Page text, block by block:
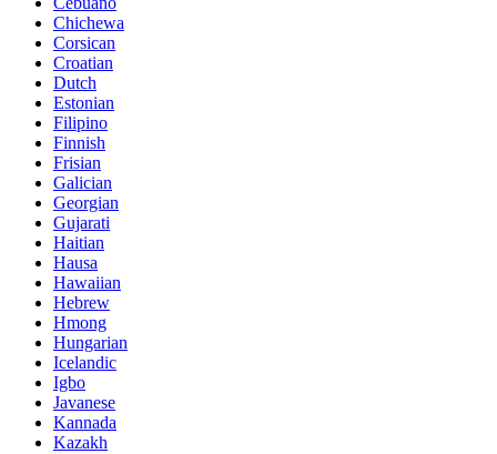
Chichewa
Corsican
Croatian
Dutch
Estonian
Filipino
Finnish
Frisian
Galician
Georgian
Gujarati
Haitian
Hausa
Hawaiian
Hebrew
Hmong
Hungarian
Icelandic
Igbo
Javanese
Kannada
Kazakh